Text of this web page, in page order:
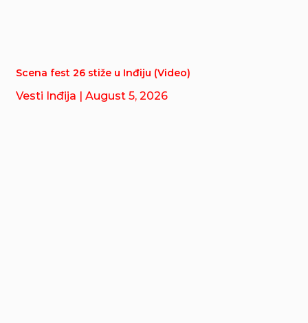
Scena fest 26 stiže u Inđiju (Video)
Vesti Inđija | August 5, 2026